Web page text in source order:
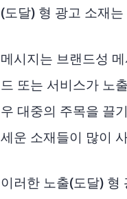
(도달) 형 광고 소재
메시지는 브랜드성
드 또는 서비스가 노
우 대중의 주목을 끌
세운 소재들이 많이
이러한 노출(도달)